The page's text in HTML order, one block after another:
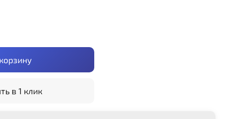
в 1 клик